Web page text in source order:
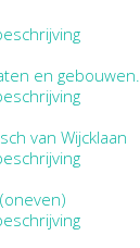
en gebouwen.
van Wijcklaan